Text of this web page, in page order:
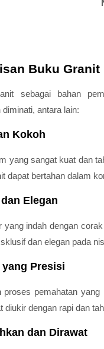
Buku Granit
sebagai bahan
antara lain:
Kokoh
yang sangat kuat dan
dapat bertahan dalam
Elegan
indah dengan
dan elegan pada
yang Presisi
pemahatan
diukir dengan rapi dan
dan Dirawat